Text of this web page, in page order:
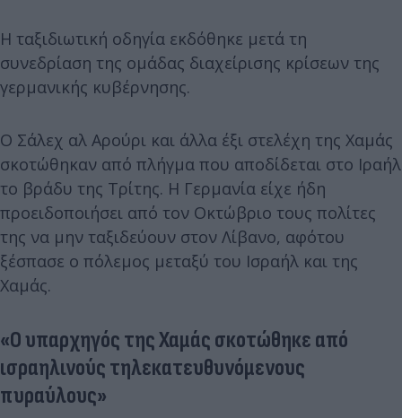
Η ταξιδιωτική οδηγία εκδόθηκε μετά τη
συνεδρίαση της ομάδας διαχείρισης κρίσεων της
γερμανικής κυβέρνησης.
Ο Σάλεχ αλ Αρούρι και άλλα έξι στελέχη της Χαμάς
σκοτώθηκαν από πλήγμα που αποδίδεται στο Ιραήλ
το βράδυ της Τρίτης. Η Γερμανία είχε ήδη
προειδοποιήσει από τον Οκτώβριο τους πολίτες
της να μην ταξιδεύουν στον Λίβανο, αφότου
ξέσπασε ο πόλεμος μεταξύ του Ισραήλ και της
Χαμάς.
«Ο υπαρχηγός της Χαμάς σκοτώθηκε από
ισραηλινούς τηλεκατευθυνόμενους
πυραύλους»